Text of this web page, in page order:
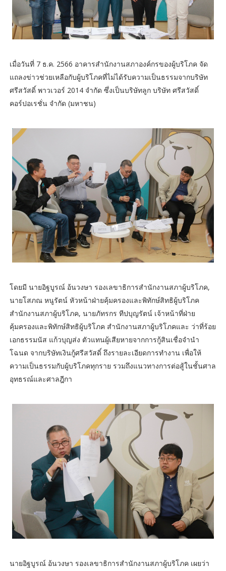
เมื่อวันที่ 7 ธ.ค. 2566 อาคารสำนักงานสภาองค์กรของผู้บริโภค จัด
แถลงข่าวช่วยเหลือกับผู้บริโภคที่ไม่ได้รับความเป็นธรรมจากบริษัท
ศรีสวัสดิ์ พาวเวอร์ 2014 จำกัด ซึ่งเป็นบริษัทลูก บริษัท ศรีสวัสดิ์
คอร์ปอเรชั่น จำกัด (มหาชน)
โดยมี นายอิฐบูรณ์ อ้นวงษา รองเลขาธิการสำนักงานสภาผู้บริโภค,
นายโสภณ หนูรัตน์ หัวหน้าฝ่ายคุ้มครองและพิทักษ์สิทธิผู้บริโภค
สำนักงานสภาผู้บริโภค, นายภัทรกร ทีปบุญรัตน์ เจ้าหน้าที่ฝ่าย
คุ้มครองและพิทักษ์สิทธิผู้บริโภค สำนักงานสภาผู้บริโภคและ ว่าที่ร้อย
เอกธรรมนัส แก้วบุญส่ง ตัวแทนผู้เสียหายจากการกู้สินเชื่อจำนำ
โฉนด จากบริษัทเงินกู้ศรีสวัสดิ์ ถึงรายละเอียดการทำงาน เพื่อให้
ความเป็นธรรมกับผู้บริโภคทุกราย รวมถึงแนวทางการต่อสู้ในชั้นศาล
อุทธรณ์และศาลฎีกา
นายอิฐบูรณ์ อ้นวงษา รองเลขาธิการสำนักงานสภาผู้บริโภค เผยว่า